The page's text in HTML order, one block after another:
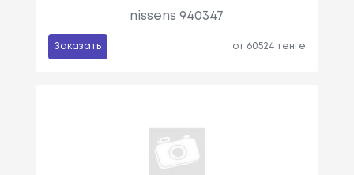
nissens 940347
Заказать от 60524 тенге